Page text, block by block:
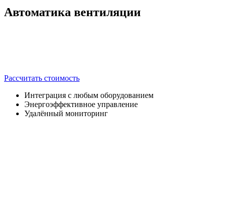
Автоматика вентиляции
Рассчитать стоимость
Интеграция с любым оборудованием
Энергоэффективное управление
Удалённый мониторинг